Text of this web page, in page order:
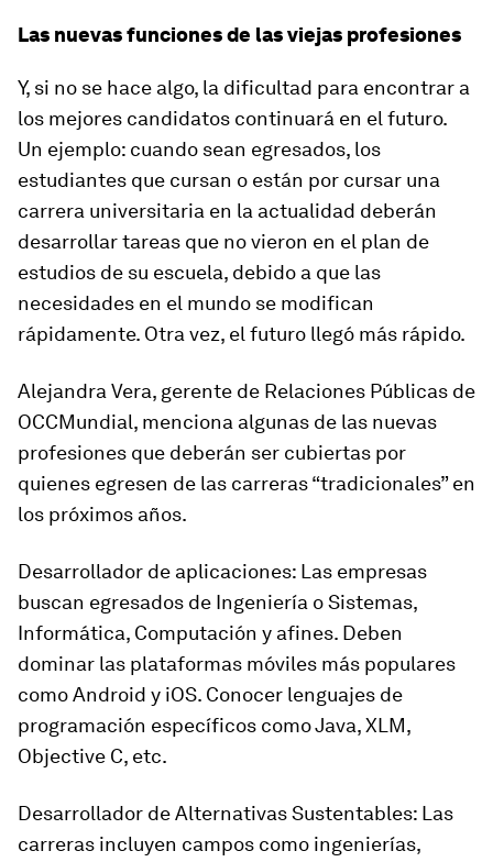
Las nuevas funciones de las viejas profesiones
Y, si no se hace algo, la dificultad para encontrar a
los mejores candidatos continuará en el futuro.
Un ejemplo: cuando sean egresados, los
estudiantes que cursan o están por cursar una
carrera universitaria en la actualidad deberán
desarrollar tareas que no vieron en el plan de
estudios de su escuela, debido a que las
necesidades en el mundo se modifican
rápidamente. Otra vez, el futuro llegó más rápido.
Alejandra Vera, gerente de Relaciones Públicas de
OCCMundial, menciona algunas de las nuevas
profesiones que deberán ser cubiertas por
quienes egresen de las carreras “tradicionales” en
los próximos años.
Desarrollador de aplicaciones: Las empresas
buscan egresados de Ingeniería o Sistemas,
Informática, Computación y afines. Deben
dominar las plataformas móviles más populares
como Android y iOS. Conocer lenguajes de
programación específicos como Java, XLM,
Objective C, etc.
Desarrollador de Alternativas Sustentables: Las
carreras incluyen campos como ingenierías,